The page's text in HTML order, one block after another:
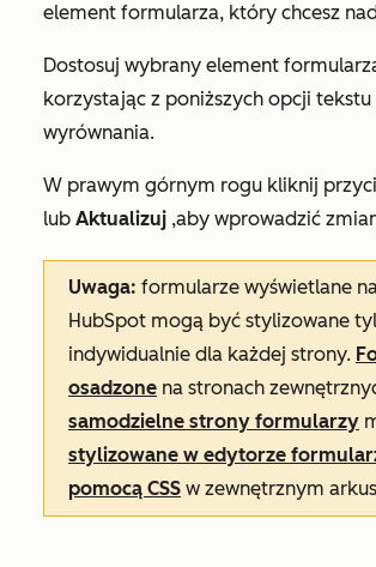
element formularza, który chcesz
Dostosuj wybrany element
korzystając z poniższych opcji tekstu
wyrównania.
W prawym górnym rogu kliknij
lub Aktualizuj ,aby wprowadzić
Uwaga: formularze wyświetlane
HubSpot mogą być stylizowane
indywidualnie dla każdej strony.
osadzone na stronach
samodzielne strony formularzy
stylizowane w edytorze
pomocą CSS w zewnętrznym